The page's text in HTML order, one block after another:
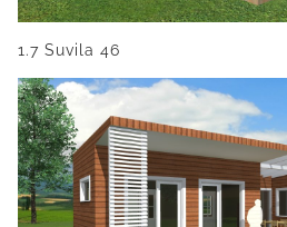
1.7 Suvila 46